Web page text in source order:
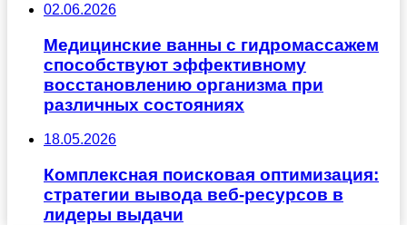
02.06.2026
Медицинские ванны с гидромассажем
способствуют эффективному
восстановлению организма при
различных состояниях
18.05.2026
Комплексная поисковая оптимизация:
стратегии вывода веб-ресурсов в
лидеры выдачи